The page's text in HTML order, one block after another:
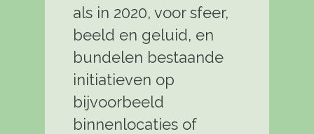
als in 2020, voor sfeer,
beeld en geluid, en
bundelen bestaande
initiatieven op
bijvoorbeeld
binnenlocaties of